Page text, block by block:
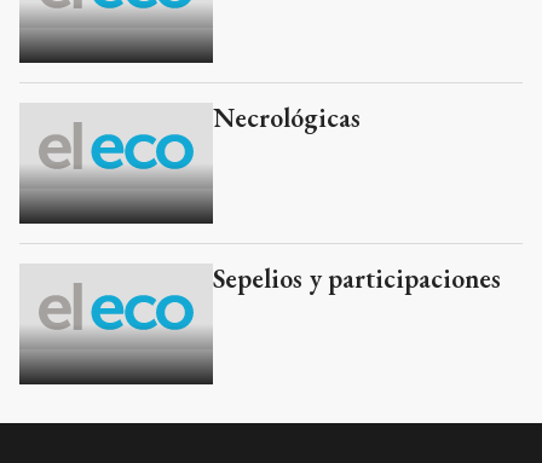
Necrológicas
Sepelios y participaciones